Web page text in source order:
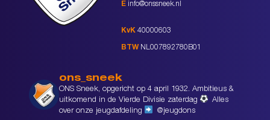
E info@onssneek.nl
KvK 40000603
BTW NL007892780B01
ons_sneek
ONS Sneek, opgericht op 4 april 1932. Ambitieus &
uitkomend in de Vierde Divisie zaterdag
Alles
over onze jeugdafdeling
@jeugdons